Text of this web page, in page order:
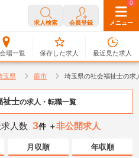
求人検索 会員登録 メニュー
場一覧
0
保存した求人
0
最近見た求人
玉県 蕨市 埼玉県の社会福祉士の求
祉士の求人・転職一覧
人数 3件 ＋非公開求人
月収順 年収順